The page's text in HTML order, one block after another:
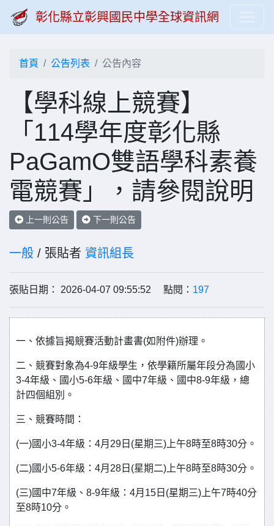
彰化縣立彰興國民中學全球資訊網
首頁 公告列表 公告內容
【學科線上競賽】
「114學年度彰化縣
PaGamO雙語學科素養
電競賽」，請參閱說明
上一則公告 下一則公告
一般 / 張貼者 資訊組長
張貼日期： 2026-04-07 09:55:52 點閱： 197
一、依據旨揭競賽活動計畫書(如附件)辦理。
二、競賽對象為4-9年級學生，依學籍所屬年段分為國小
3-4年級、國小5-6年級、國中7年級、國中8-9年級，總
計四個組別。
三、競賽時間：
(一)國小3-4年級：4月29日(星期三)上午8時至8時30分。
(二)國小5-6年級：4月28日(星期二)上午8時至8時30分。
(三)國中7年級、8-9年級：4月15日(星期三)上午7時40分
至8時10分。